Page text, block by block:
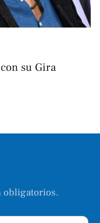
su Gira
obligatorios.